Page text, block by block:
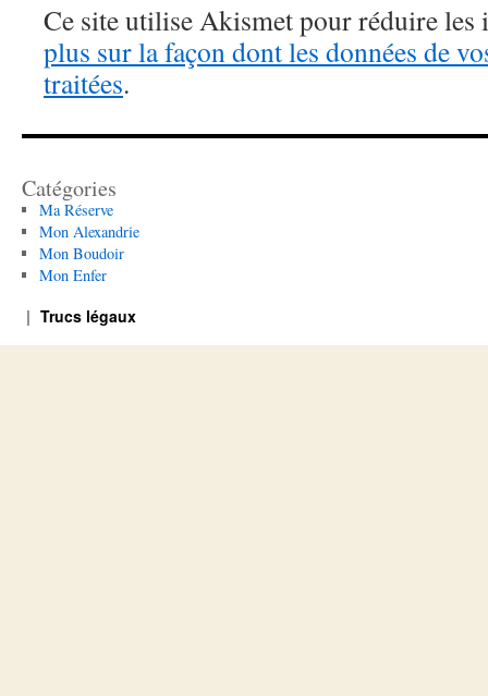
Ce site utilise Akismet pour réduire les
plus sur la façon dont les données de
traitées.
Catégories
Ma Réserve
Mon Alexandrie
Mon Boudoir
Mon Enfer
Trucs légaux